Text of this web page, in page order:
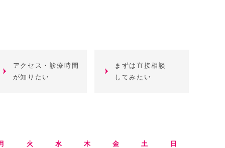
アクセス・診療時間
が知りたい
まずは直接相談
してみたい
火 水 木 金 土 日